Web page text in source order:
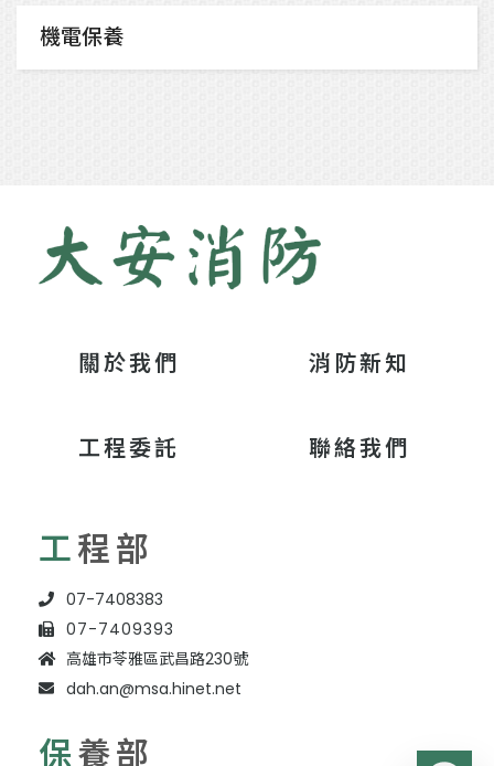
機電保養
關於我們 消防新知
工程委託 聯絡我們
工程部
07-7408383
07-7409393
高雄市苓雅區武昌路230號
dah.an@msa.hinet.net
保養部